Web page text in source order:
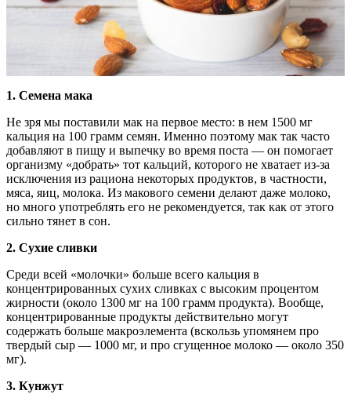
1. Семена мака
Не зря мы поставили мак на первое место: в нем 1500 мг
кальция на 100 грамм семян. Именно поэтому мак так часто
добавляют в пищу и выпечку во время поста — он помогает
организму «добрать» тот кальций, которого не хватает из-за
исключения из рациона некоторых продуктов, в частности,
мяса, яиц, молока. Из макового семени делают даже молоко,
но много употреблять его не рекомендуется, так как от этого
сильно тянет в сон.
2. Сухие сливки
Среди всей «молочки» больше всего кальция в
концентрированных сухих сливках с высоким процентом
жирности (около 1300 мг на 100 грамм продукта). Вообще,
концентрированные продукты действительно могут
содержать больше макроэлемента (вскользь упомянем про
твердый сыр — 1000 мг, и про сгущенное молоко — около 350
мг).
3. Кунжут